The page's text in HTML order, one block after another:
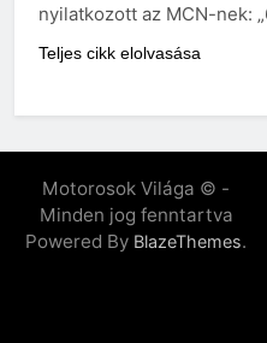
nyilatkozott az MCN-nek:
Teljes cikk elolvasása
Motorosok Világa © -
Minden jog fenntartva
Powered By BlazeThemes.